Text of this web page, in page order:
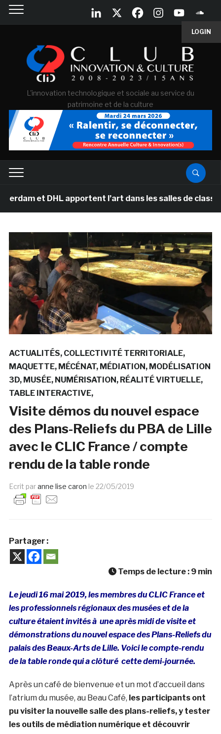
LOGIN
L'innovation technologique et sociale au service du
patrimoine et de la culture
DHL apportent l’art dans les salles de classe des
ACTUALITÉS COLLECTIVITÉ TERRITORIALE
MAQUETTE MÉCÉNAT MÉDIATION MODÉLISATION
3D MUSÉE NUMÉRISATION RÉALITÉ VIRTUELLE
TABLE INTERACTIVE
Visite démos du nouvel espace
des Plans-Reliefs du PBA de Lille
avec le CLIC France / compte
rendu de la table ronde
Ecrit paranne lise caron le 22/05/2019
Partager :
Temps de lecture : 9 min
Le jeudi 16 mai 2019, les membres du CLIC France et
les professionnels régionaux des musées et de la
culture étaient invités à une après midi de visite et
démonstrations du nouvel espace des Plans-Reliefs du
palais des Beaux-Arts de Lille. Voici le compte-rendu
de la table ronde qui aclôturécette demi-journée.
Après un café de bienvenue et un mot d’accueil dans
l’atrium du musée, au Beau Café, les participants ont
pu visiter la nouvelle salle des plans-reliefs, y tester
les outils de médiation numérique et découvrir